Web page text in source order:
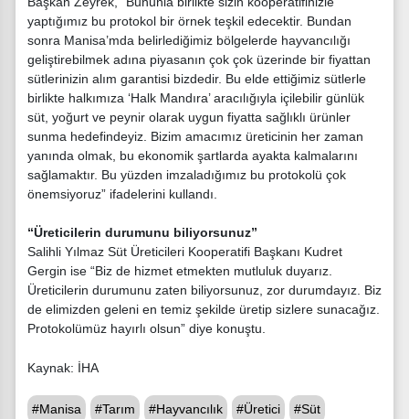
yaptığımız bu protokol bir örnek teşkil edecektir. Bundan
sonra Manisa’mda belirlediğimiz bölgelerde hayvancılığı
geliştirebilmek adına piyasanın çok çok üzerinde bir fiyattan
sütlerinizin alım garantisi bizdedir. Bu elde ettiğimiz sütlerle
birlikte halkımıza ‘Halk Mandıra’ aracılığıyla içilebilir günlük
süt, yoğurt ve peynir olarak uygun fiyatta sağlıklı ürünler
sunma hedefindeyiz. Bizim amacımız üreticinin her zaman
yanında olmak, bu ekonomik şartlarda ayakta kalmalarını
sağlamaktır. Bu yüzden imzaladığımız bu protokolü çok
önemsiyoruz” ifadelerini kullandı.
“Üreticilerin durumunu biliyorsunuz”
Salihli Yılmaz Süt Üreticileri Kooperatifi Başkanı Kudret
Gergin ise “Biz de hizmet etmekten mutluluk duyarız.
Üreticilerin durumunu zaten biliyorsunuz, zor durumdayız. Biz
de elimizden geleni en temiz şekilde üretip sizlere sunacağız.
Protokolümüz hayırlı olsun” diye konuştu.
Kaynak: İHA
#Manisa #Tarım #Hayvancılık #Üretici
#Süt